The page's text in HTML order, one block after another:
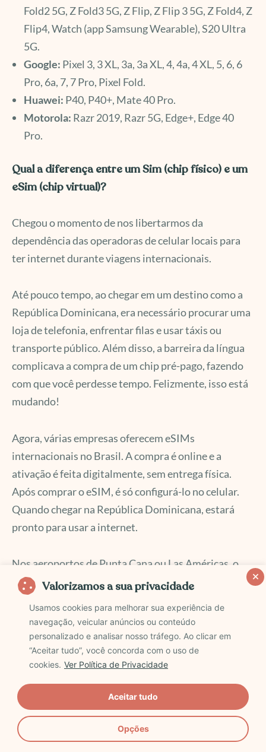
Valorizamos a sua privacidade
Usamos cookies para melhorar sua experiência de
navegação, veicular anúncios ou conteúdo
personalizado e analisar nosso tráfego. Ao clicar em
“Aceitar tudo”, você concorda com o uso de
cookies. Ver Política de Privacidade
Opções
Aceitar tudo
Fold2 5G, Z Fold3 5G, Z Flip, Z Flip 3 5G, Z Fold4, Z
Flip4, Watch (app Samsung Wearable), S20 Ultra
5G.
Google: Pixel 3, 3 XL, 3a, 3a XL, 4, 4a, 4 XL, 5, 6, 6
Pro, 6a, 7, 7 Pro, Pixel Fold.
Huawei: P40, P40+, Mate 40 Pro.
Motorola: Razr 2019, Razr 5G, Edge+, Edge 40
Pro.
Qual a diferença entre um Sim (chip físico) e um
eSim (chip virtual)?
Chegou o momento de nos libertarmos da
dependência das operadoras de celular locais para
ter internet durante viagens internacionais.
Até pouco tempo, ao chegar em um destino como a
República Dominicana, era necessário procurar uma
loja de telefonia, enfrentar filas e usar táxis ou
transporte público. Além disso, a barreira da língua
complicava a compra de um chip pré-pago, fazendo
com que você perdesse tempo. Felizmente, isso está
mudando!
Agora, várias empresas oferecem eSIMs
internacionais no Brasil. A compra é online e a
ativação é feita digitalmente, sem entrega física.
Após comprar o eSIM, é só configurá-lo no celular.
Quando chegar na República Dominicana, estará
pronto para usar a internet.
Nos aeroportos de Punta Cana ou Las Américas, o
processo é simples. Basta abrir o aplicativo da
operadora ou escanear um QR code. Em minutos,
você estará conectado à rede local, sem precisar
mexer no celular ou trocar o chip.
Comprar um Sim digital vale a pena?
Imagine este cenário: você chega à República
Dominicana e já está conectado à internet. Pode até
avisar sua família que chegou bem enquanto ainda